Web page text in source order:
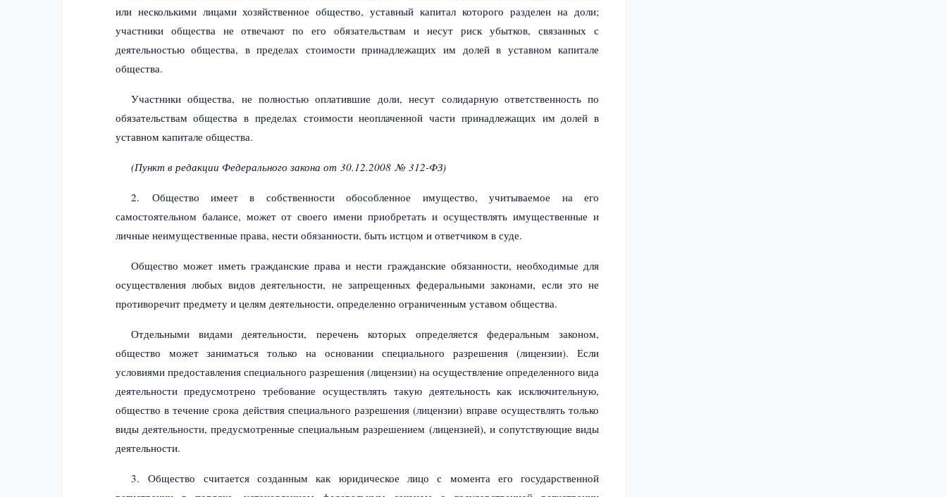
или несколькими лицами хозяйственное общество, уставный капитал которого разделен на доли;
участники общества не отвечают по его обязательствам и несут риск убытков, связанных с
деятельностью общества, в пределах стоимости принадлежащих им долей в уставном капитале
общества.
Участники общества, не полностью оплатившие доли, несут солидарную ответственность по
обязательствам общества в пределах стоимости неоплаченной части принадлежащих им долей в
уставном капитале общества.
(Пункт в редакции Федерального законаот 30.12.2008 № 312-ФЗ)
2. Общество имеет в собственности обособленное имущество, учитываемое на его
самостоятельном балансе, может от своего имени приобретать и осуществлять имущественные и
личные неимущественные права, нести обязанности, быть истцом и ответчиком в суде.
Общество может иметь гражданские права и нести гражданские обязанности, необходимые для
осуществления любых видов деятельности, не запрещенных федеральными законами, если это не
противоречит предмету и целям деятельности, определенно ограниченным уставом общества.
Отдельными видами деятельности, перечень которых определяется федеральным законом,
общество может заниматься только на основании специального разрешения (лицензии). Если
условиями предоставления специального разрешения (лицензии) на осуществление определенного вида
деятельности предусмотрено требование осуществлять такую деятельность как исключительную,
общество в течение срока действия специального разрешения (лицензии) вправе осуществлять только
виды деятельности, предусмотренные специальным разрешением (лицензией), и сопутствующие виды
деятельности.
3. Общество считается созданным как юридическое лицо с момента его государственной